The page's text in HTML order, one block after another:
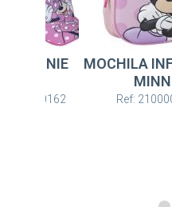
MINNIE
2200010162
MOCHILA
Ref: